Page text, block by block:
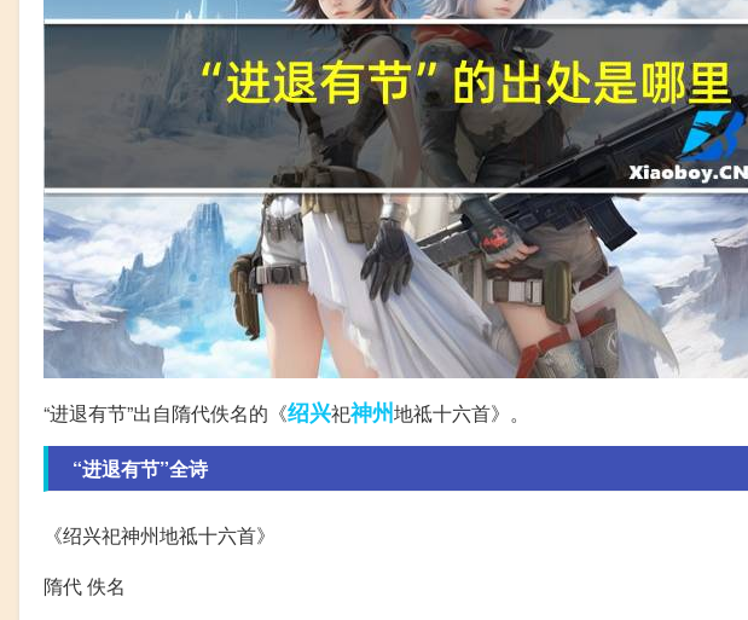
“进退有节”出自隋代佚名的《绍兴祀神州地祗十六首》。
“进退有节”全诗
《绍兴祀神州地祗十六首》
隋代 佚名